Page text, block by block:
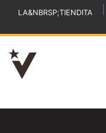
LA&NBRSP;TIENDITA